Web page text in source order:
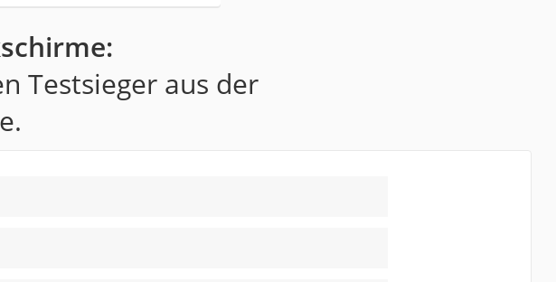
Testsieger aus der